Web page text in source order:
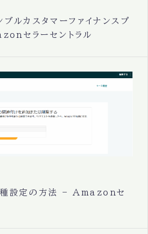
ブルカスタマーファイナンスプ
セラーセントラル
種設定の方法 – Amazonセ